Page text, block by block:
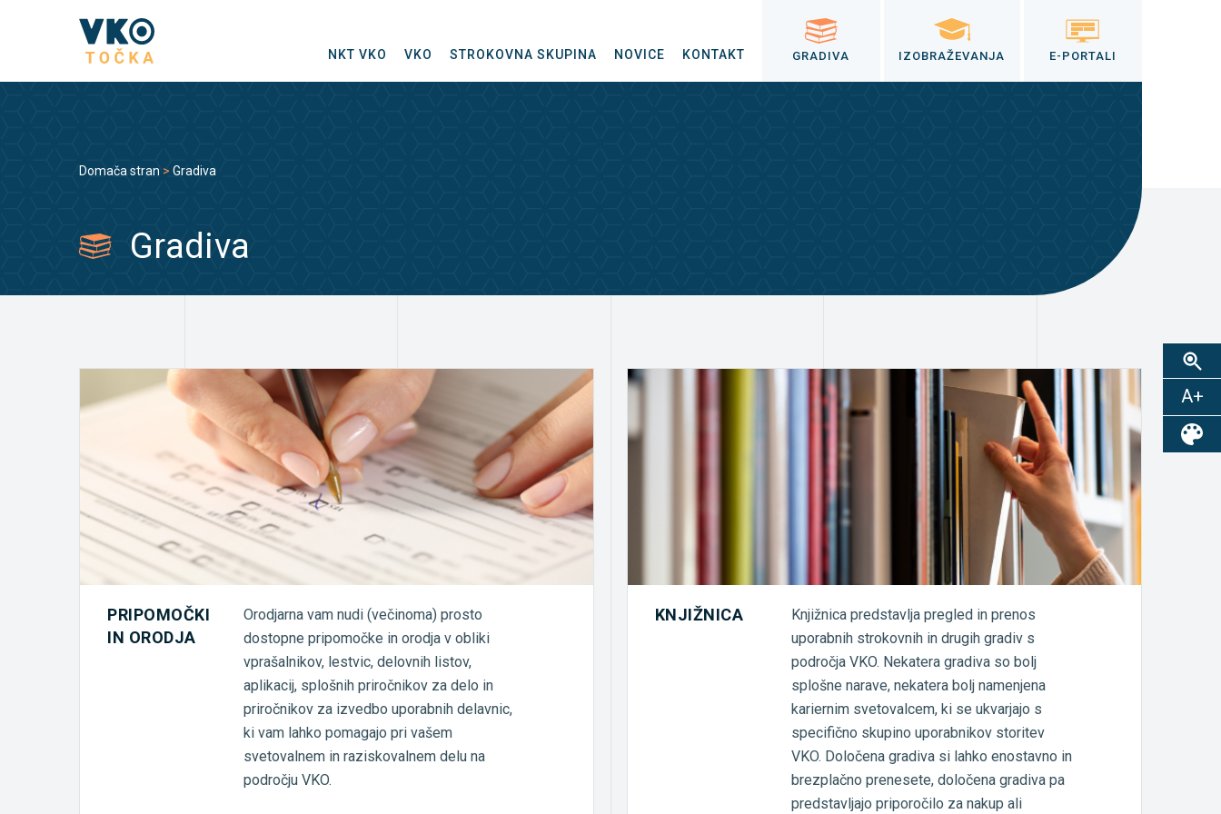
NKT VKO VKO STROKOVNA SKUPINA NOVICE KONTAKT GRADIVA IZOBRAŽEVANJA E-PORTALI
Domača stran > Gradiva
Gradiva
PRIPOMOČKI
IN ORODJA
Orodjarna vam nudi (večinoma) prosto
dostopne pripomočke in orodja v obliki
vprašalnikov, lestvic, delovnih listov,
aplikacij, splošnih priročnikov za delo in
priročnikov za izvedbo uporabnih delavnic,
ki vam lahko pomagajo pri vašem
svetovalnem in raziskovalnem delu na
področju VKO.
KNJIŽNICA
Knjižnica predstavlja pregled in prenos
uporabnih strokovnih in drugih gradiv s
področja VKO. Nekatera gradiva so bolj
splošne narave, nekatera bolj namenjena
kariernim svetovalcem, ki se ukvarjajo s
specifično skupino uporabnikov storitev
VKO. Določena gradiva si lahko enostavno in
brezplačno prenesete, določena gradiva pa
predstavljajo priporočilo za nakup ali
A+